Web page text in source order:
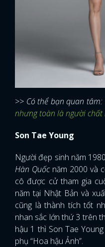
>> Có thể bạn quan tâm:
nhưng toàn là người chất
Son Tae Young
Người đẹp sinh năm
Hàn Quốc năm 2000 và
cô được cử tham gia
năm tại Nhật Bản và
cũng là thành tích tốt
nhan sắc lớn thứ 3 trên
hậu 1 thì Son Tae
phụ “Hoa hậu Ảnh”.